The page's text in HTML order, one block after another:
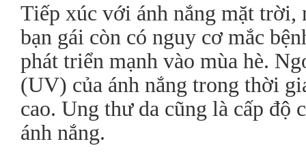
Tiếp xúc với ánh nắng mặt trời,
bạn gái còn có nguy cơ mắc
phát triển mạnh vào mùa hè.
(UV) của ánh nắng trong thời
cao. Ung thư da cũng là cấp độ
ánh nắng.